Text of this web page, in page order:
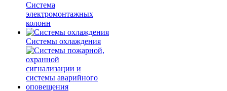
Система
электромонтажных
колонн
Системы охлаждения